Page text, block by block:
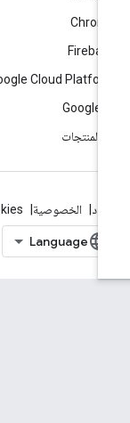
Google Cloud
Google
المنتجات
الخصوصية